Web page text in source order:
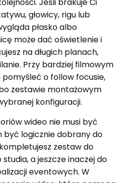
głowicy, rigu lub
płasko albo
może dać oświetlenie i
na długich planach,
Przy bardziej filmowym
o follow focusie,
zestawie montażowym
konfiguracji.
wideo nie musi być
być logicznie dobrany do
zestaw do
a jeszcze inaczej do
eventowych. W